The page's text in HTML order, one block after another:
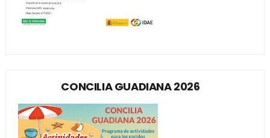
CONCILIA GUADIANA 2026